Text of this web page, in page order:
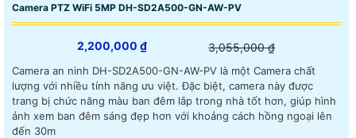
Camera PTZ WiFi 5MP DH-SD2A500-GN-AW-PV
2,200,000 ₫ 3,055,000 ₫
Camera an ninh DH-SD2A500-GN-AW-PV là một Camera chất
lượng với nhiều tính năng ưu việt. Đặc biệt, camera này được
trang bị chức năng màu ban đêm lắp trong nhà tốt hơn, giúp hình
ảnh xem ban đêm sáng đẹp hơn với khoảng cách hồng ngoại lên
đến 30m